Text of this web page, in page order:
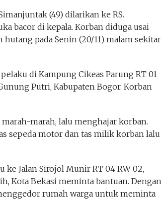
(49) dilarikan ke RS.
bacor di kepala. Korban diduga usai
pada Senin (20/11) malam sekitar
di Kampung Cikeas Parung RT 01
Putri, Kabupaten Bogor. Korban
marah, lalu menghajar korban.
sepeda motor dan tas milik korban lalu
Jalan Sirojol Munir RT 04 RW 02,
Kota Bekasi meminta bantuan. Dengan
rumah warga untuk meminta